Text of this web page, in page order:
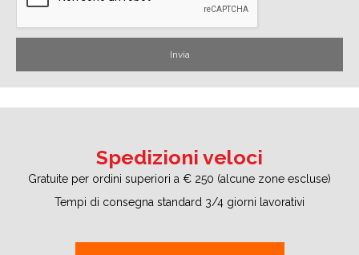
Spedizioni veloci
Gratuite per ordini superiori a € 250 (alcune zone escluse)
Tempi di consegna standard 3/4 giorni lavorativi